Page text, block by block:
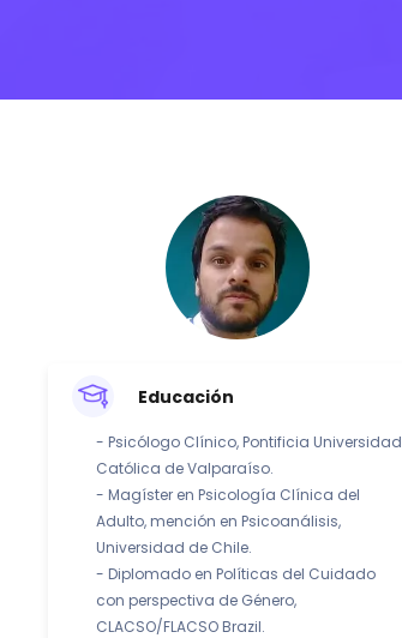
Educación
- Psicólogo Clínico, Pontificia Universidad
Católica de Valparaíso.
- Magíster en Psicología Clínica del
Adulto, mención en Psicoanálisis,
Universidad de Chile.
- Diplomado en Políticas del Cuidado
con perspectiva de Género,
CLACSO/FLACSO Brazil.